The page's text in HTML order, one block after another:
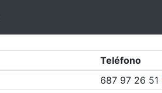
Teléfono
687 97 26 51